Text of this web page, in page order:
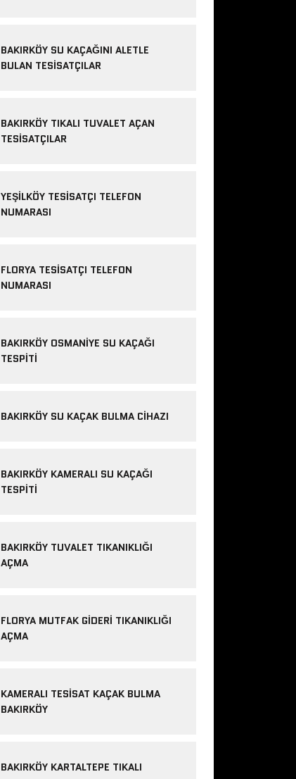
BAKIRKÖY SU KAÇAĞINI ALETLE
BULAN TESISATÇILAR
BAKIRKÖY TIKALI TUVALET AÇAN
TESISATÇILAR
YEŞILKÖY TESISATÇI TELEFON
NUMARASI
FLORYA TESISATÇI TELEFON
NUMARASI
BAKIRKÖY OSMANIYE SU KAÇAĞI
TESPITI
BAKIRKÖY SU KAÇAK BULMA CIHAZI
BAKIRKÖY KAMERALI SU KAÇAĞI
TESPITI
BAKIRKÖY TUVALET TIKANIKLIĞI
AÇMA
FLORYA MUTFAK GIDERI TIKANIKLIĞI
AÇMA
KAMERALI TESISAT KAÇAK BULMA
BAKIRKÖY
BAKIRKÖY KARTALTEPE TIKALI